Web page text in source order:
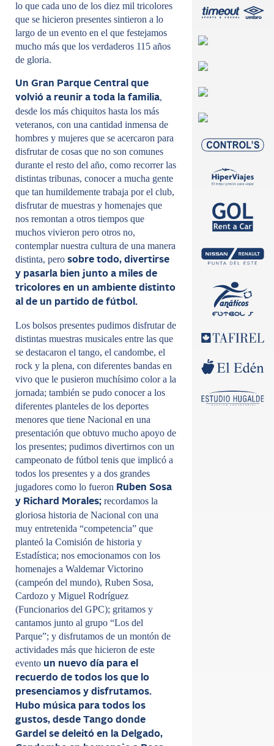
lo que cada uno de los diez mil tricolores
que se hicieron presentes sintieron a lo
largo de un evento en el que festejamos
mucho más que los verdaderos 115 años
de gloria.
Un Gran Parque Central que
volvió a reunir a toda la familia,
desde los más chiquitos hasta los más
veteranos, con una cantidad inmensa de
hombres y mujeres que se acercaron para
disfrutar de cosas que no son comunes
durante el resto del año, como recorrer las
distintas tribunas, conocer a mucha gente
que tan humildemente trabaja por el club,
disfrutar de muestras y homenajes que
nos remontan a otros tiempos que
muchos vivieron pero otros no,
contemplar nuestra cultura de una manera
distinta, pero sobre todo, divertirse
y pasarla bien junto a miles de
tricolores en un ambiente distinto
al de un partido de fútbol.
Los bolsos presentes pudimos disfrutar de
distintas muestras musicales entre las que
se destacaron el tango, el candombe, el
rock y la plena, con diferentes bandas en
vivo que le pusieron muchísimo color a la
jornada; también se pudo conocer a los
diferentes planteles de los deportes
menores que tiene Nacional en una
presentación que obtuvo mucho apoyo de
los presentes; pudimos divertirnos con un
campeonato de fútbol tenis que implicó a
todos los presentes y a dos grandes
jugadores como lo fueron Ruben Sosa
y Richard Morales; recordamos la
gloriosa historia de Nacional con una
muy entretenida “competencia” que
planteó la Comisión de historia y
Estadística; nos emocionamos con los
homenajes a Waldemar Victorino
(campeón del mundo), Ruben Sosa,
Cardozo y Miguel Rodríguez
(Funcionarios del GPC); gritamos y
cantamos junto al grupo “Los del
Parque”; y disfrutamos de un montón de
actividades más que hicieron de este
evento un nuevo día para el
recuerdo de todos los que lo
presenciamos y disfrutamos.
Hubo música para todos los
gustos, desde Tango donde
Gardel se deleitó en la Delgado,